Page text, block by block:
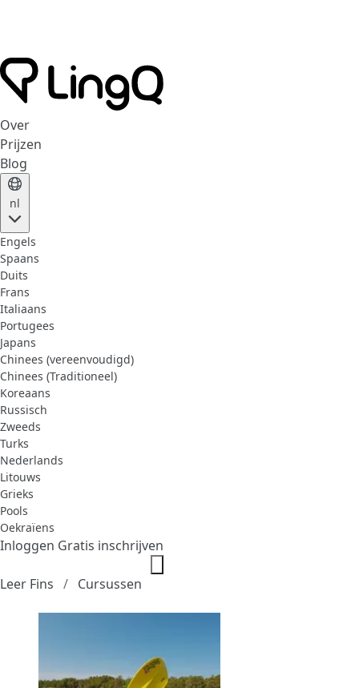
Over
Prijzen
Blog
nl
Engels
Spaans
Duits
Frans
Italiaans
Portugees
Japans
Chinees (vereenvoudigd)
Chinees (Traditioneel)
Koreaans
Russisch
Zweeds
Turks
Nederlands
Litouws
Grieks
Pools
Oekraïens
Inloggen Gratis inschrijven
Leer Fins Cursussen